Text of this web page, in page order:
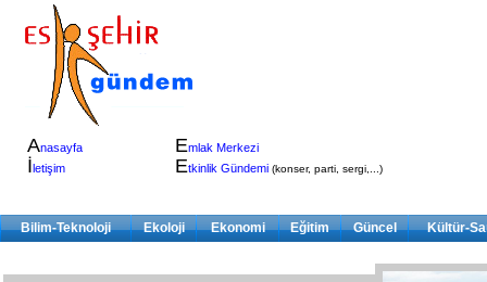
Anasayfa
İletişim
Emlak Merkezi
Etkinlik Gündemi (konser, parti, sergi,...)
Bilim-Teknoloji Ekoloji Ekonomi Eğitim Güncel Kültür-